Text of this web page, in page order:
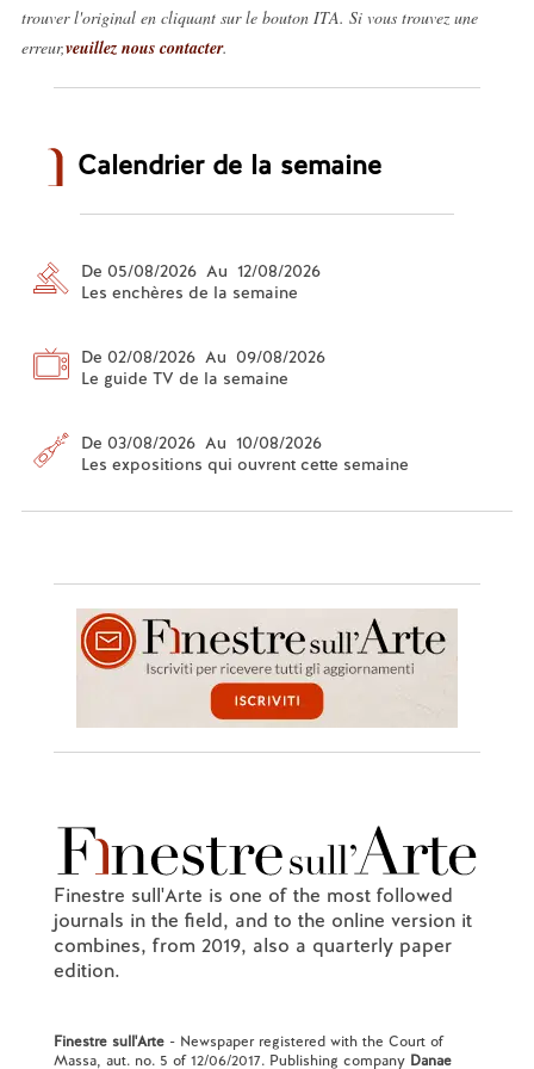
trouver l'original en cliquant sur le bouton ITA. Si vous trouvez une
erreur,veuillez nous contacter.
Calendrier de la semaine
De 05/08/2026 Au 12/08/2026
Les enchères de la semaine
De 02/08/2026 Au 09/08/2026
Le guide TV de la semaine
De 03/08/2026 Au 10/08/2026
Les expositions qui ouvrent cette semaine
Finestre sull'Arte is one of the most followed
journals in the field, and to the online version it
combines, from 2019, also a quarterly paper
edition.
Finestre sull'Arte- Newspaper registered with the Court of
Massa, aut. no. 5 of 12/06/2017. Publishing company Danae